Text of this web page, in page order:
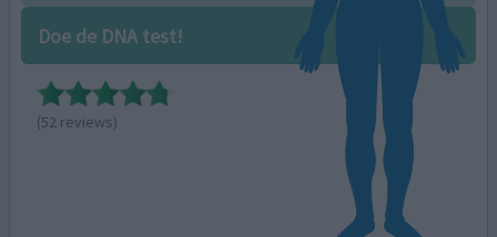
Doe de DNA test!
(52 reviews)